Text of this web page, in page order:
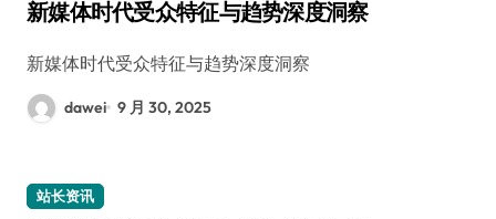
新媒体时代受众特征与趋势深度洞察
新媒体时代受众特征与趋势深度洞察
dawei 9 月 30, 2025
站长资讯